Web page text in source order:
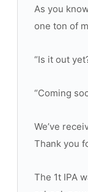
As you
one ton of
“Is it out
“Coming
We’ve
Thank you
The 1t IPA